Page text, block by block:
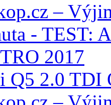
Q5 2.0 TDI